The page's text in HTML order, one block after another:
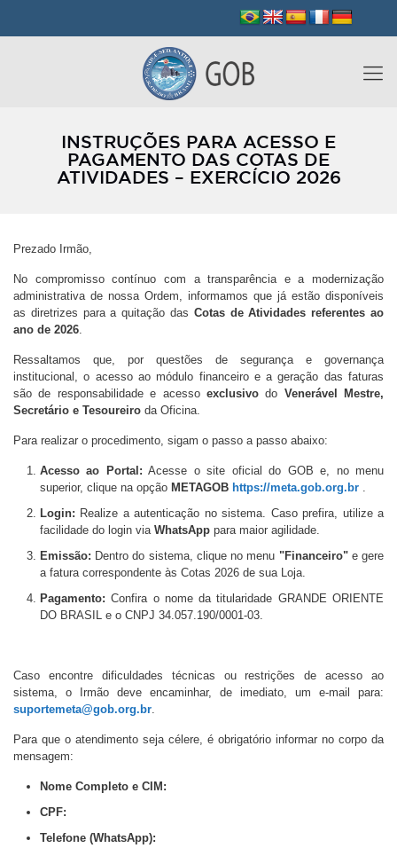
INSTRUÇÕES PARA ACESSO E
PAGAMENTO DAS COTAS DE
ATIVIDADES – EXERCÍCIO 2026
Prezado Irmão,
No compromisso contínuo com a transparência e a modernização
administrativa de nossa Ordem, informamos que já estão disponíveis
as diretrizes para a quitação das Cotas de Atividades referentes ao
ano de 2026.
Ressaltamos que, por questões de segurança e governança
institucional, o acesso ao módulo financeiro e a geração das faturas
são de responsabilidade e acesso exclusivodo Venerável Mestre,
Secretário e Tesoureiro da Oficina.
Para realizar o procedimento, sigam o passo a passo abaixo:
Acesso ao Portal: Acesse o site oficial do GOB e, no menu
superior, clique na opção METAGOB https://meta.gob.org.br .
Login: Realize a autenticação no sistema. Caso prefira, utilize a
facilidade do login via WhatsApp para maior agilidade.
Emissão: Dentro do sistema, clique no menu "Financeiro"e gere
a fatura correspondente às Cotas 2026 de sua Loja.
Pagamento: Confira o nome da titularidade GRANDE ORIENTE
DO BRASIL e o CNPJ 34.057.190/0001-03.
Caso encontre dificuldades técnicas ou restrições de acesso ao
sistema, o Irmão deve encaminhar, de imediato, um e-mail para:
suportemeta@gob.org.br.
Para que o atendimento seja célere, é obrigatório informar no corpo da
mensagem:
Nome Completo e CIM:
CPF:
Telefone (WhatsApp):